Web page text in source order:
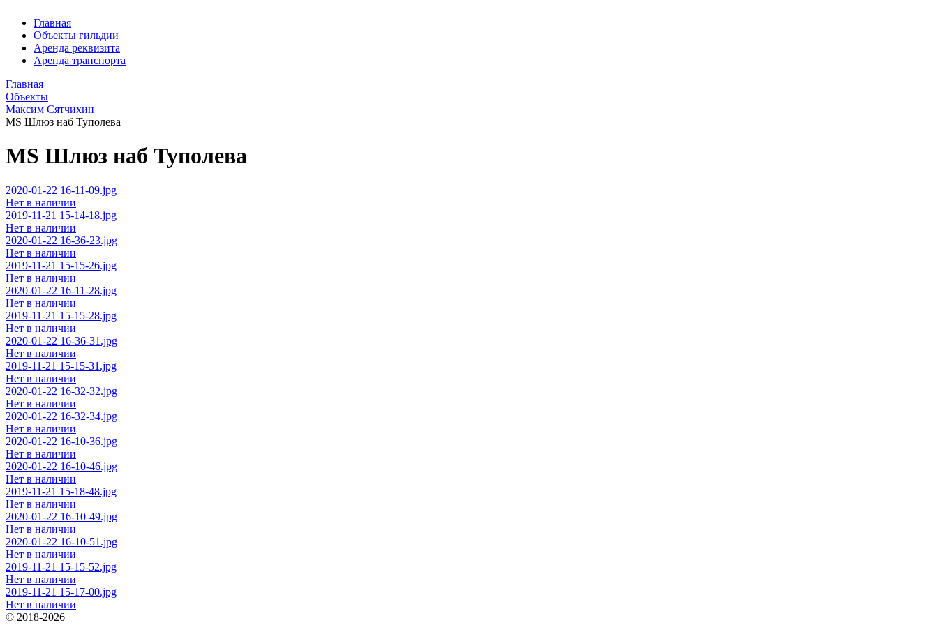
Главная
Объекты гильдии
Аренда реквизита
Аренда транспорта
Главная
Объекты
Максим Сятчихин
MS Шлюз наб Туполева
MS Шлюз наб Туполева
2020-01-22 16-11-09.jpg
Нет в наличии
2019-11-21 15-14-18.jpg
Нет в наличии
2020-01-22 16-36-23.jpg
Нет в наличии
2019-11-21 15-15-26.jpg
Нет в наличии
2020-01-22 16-11-28.jpg
Нет в наличии
2019-11-21 15-15-28.jpg
Нет в наличии
2020-01-22 16-36-31.jpg
Нет в наличии
2019-11-21 15-15-31.jpg
Нет в наличии
2020-01-22 16-32-32.jpg
Нет в наличии
2020-01-22 16-32-34.jpg
Нет в наличии
2020-01-22 16-10-36.jpg
Нет в наличии
2020-01-22 16-10-46.jpg
Нет в наличии
2019-11-21 15-18-48.jpg
Нет в наличии
2020-01-22 16-10-49.jpg
Нет в наличии
2020-01-22 16-10-51.jpg
Нет в наличии
2019-11-21 15-15-52.jpg
Нет в наличии
2019-11-21 15-17-00.jpg
Нет в наличии
© 2018-2026